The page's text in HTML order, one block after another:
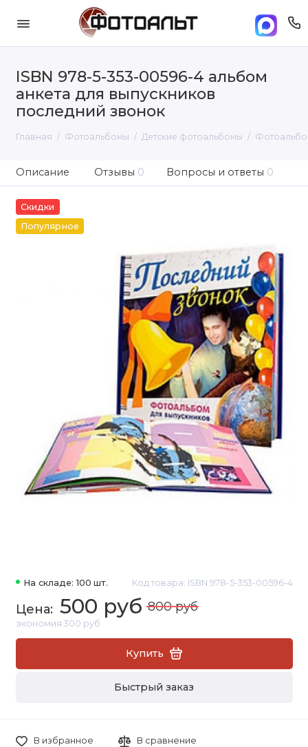
ISBN 978-5-353-00596-4 альбом
анкета для выпускников
последний звонок
Главная Фотоальбомы Детские фотоальбомы
Описание Отзывы 0 Вопросы и ответы 0
Скидки
Популярное
На складе: 100 шт. Код товара: ISBN 978-5-353-00596-4
500 руб 800 руб
экономия 300 руб
Купить
Быстрый заказ
В избранное В сравнение